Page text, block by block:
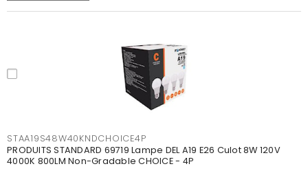
STAA19S48W40KNDCHOICE4P
PRODUITS STANDARD 69719 Lampe DEL A19 E26 Culot 8W 120V
4000K 800LM Non-Gradable CHOICE - 4P